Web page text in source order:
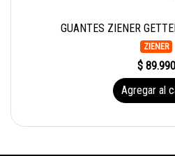
GUANTES ZIENER
ZIENER
$ 89.990
Agregar al